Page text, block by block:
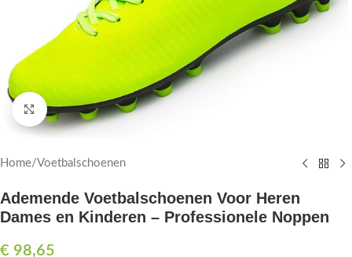
Click to enlarge
Home/Voetbalschoenen
Ademende Voetbalschoenen Voor Heren
Dames en Kinderen – Professionele Noppen
€ 98,65